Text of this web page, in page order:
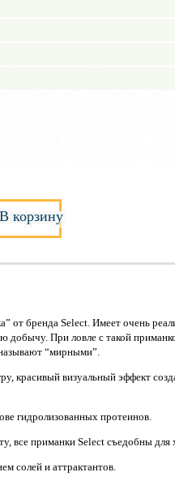
В корзину
от бренда Select. Имеет очень
добычу. При ловле с такой
“мирными”.
красивый визуальный эффект
гидролизованных протеинов.
все приманки Select cъедобны
солей и аттрактантов.